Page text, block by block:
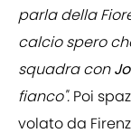
parla della
calcio spero
squadra con
fianco". Poi
volato da